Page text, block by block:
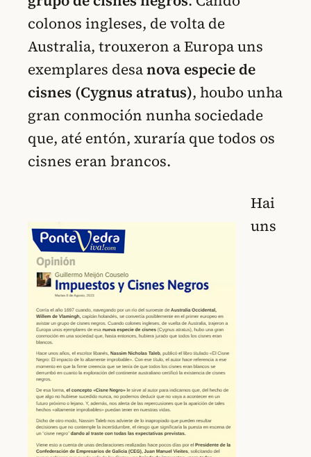
colonos ingleses, de volta de
Australia, trouxeron a Europa uns
exemplares desanova especie de
cisnes (Cygnus atratus), houbo unha
gran conmoción nunha sociedade
que, até entón, xuraría que todos os
cisnes eran brancos.
Hai
uns